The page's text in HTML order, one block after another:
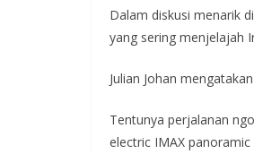
Dalam diskusi menarik
yang sering menjelajah
Julian Johan
Tentunya perjalanan
electric IMAX